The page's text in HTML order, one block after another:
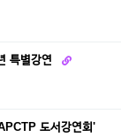
특별강연
도서강연회'